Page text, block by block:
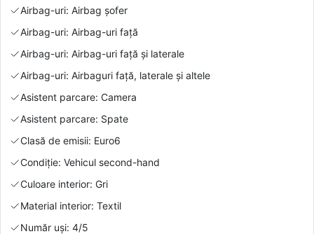
Airbag-uri: Airbag șofer
Airbag-uri: Airbag-uri față
Airbag-uri: Airbag-uri față și laterale
Airbag-uri: Airbaguri față, laterale și altele
Asistent parcare: Camera
Asistent parcare: Spate
Clasă de emisii: Euro6
Condiție: Vehicul second-hand
Culoare interior: Gri
Material interior: Textil
Număr uși: 4/5